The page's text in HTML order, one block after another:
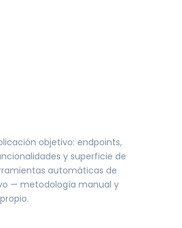
objetivo: endpoints,
y superficie de
automáticas de
— metodología manual y